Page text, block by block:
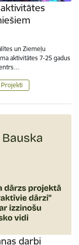
un Ziemeļu
aktivitātes 7-25 gadus
Projekti
darbi